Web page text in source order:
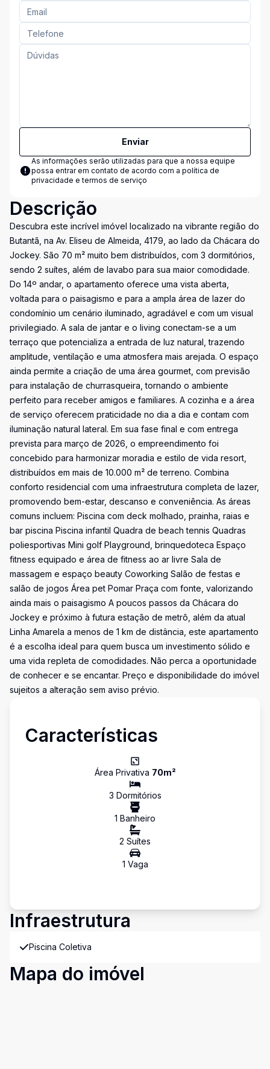
Enviar
As informações serão utilizadas para que a nossa equipe
possa entrar em contato de acordo com a política de
privacidade e termos de serviço
Descrição
Descubra este incrível imóvel localizado na vibrante região do
Butantã, na Av. Eliseu de Almeida, 4179, ao lado da Chácara do
Jockey. São 70 m² muito bem distribuídos, com 3 dormitórios,
sendo 2 suítes, além de lavabo para sua maior comodidade.
Do 14º andar, o apartamento oferece uma vista aberta,
voltada para o paisagismo e para a ampla área de lazer do
condomínio um cenário iluminado, agradável e com um visual
privilegiado. A sala de jantar e o living conectam-se a um
terraço que potencializa a entrada de luz natural, trazendo
amplitude, ventilação e uma atmosfera mais arejada. O espaço
ainda permite a criação de uma área gourmet, com previsão
para instalação de churrasqueira, tornando o ambiente
perfeito para receber amigos e familiares. A cozinha e a área
de serviço oferecem praticidade no dia a dia e contam com
iluminação natural lateral. Em sua fase final e com entrega
prevista para março de 2026, o empreendimento foi
concebido para harmonizar moradia e estilo de vida resort,
distribuídos em mais de 10.000 m² de terreno. Combina
conforto residencial com uma infraestrutura completa de lazer,
promovendo bem-estar, descanso e conveniência. As áreas
comuns incluem: Piscina com deck molhado, prainha, raias e
bar piscina Piscina infantil Quadra de beach tennis Quadras
poliesportivas Mini golf Playground, brinquedoteca Espaço
fitness equipado e área de fitness ao ar livre Sala de
massagem e espaço beauty Coworking Salão de festas e
salão de jogos Área pet Pomar Praça com fonte, valorizando
ainda mais o paisagismo A poucos passos da Chácara do
Jockey e próximo à futura estação de metrô, além da atual
Linha Amarela a menos de 1 km de distância, este apartamento
é a escolha ideal para quem busca um investimento sólido e
uma vida repleta de comodidades. Não perca a oportunidade
de conhecer e se encantar. Preço e disponibilidade do imóvel
sujeitos a alteração sem aviso prévio.
Características
Área Privativa 70m²
3 Dormitórios
1 Banheiro
2 Suítes
1 Vaga
Infraestrutura
Piscina Coletiva
Mapa do imóvel